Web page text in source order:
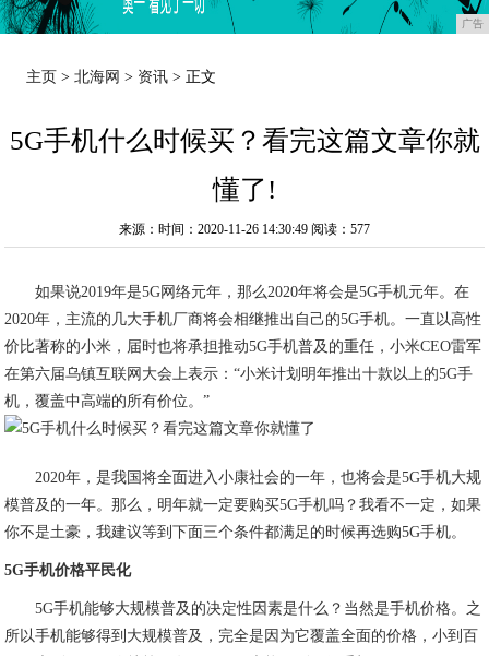
广告
主页 >北海网 > 资讯 > 正文
5G手机什么时候买？看完这篇文章你就
懂了!
来源：时间：2020-11-26 14:30:49 阅读：577
如果说2019年是5G网络元年，那么2020年将会是5G手机元年。在
2020年，主流的几大手机厂商将会相继推出自己的5G手机。一直以高性
价比著称的小米，届时也将承担推动5G手机普及的重任，小米CEO雷军
在第六届乌镇互联网大会上表示：“小米计划明年推出十款以上的5G手
机，覆盖中高端的所有价位。”
2020年，是我国将全面进入小康社会的一年，也将会是5G手机大规
模普及的一年。那么，明年就一定要购买5G手机吗？我看不一定，如果
你不是土豪，我建议等到下面三个条件都满足的时候再选购5G手机。
5G手机价格平民化
5G手机能够大规模普及的决定性因素是什么？当然是手机价格。之
所以手机能够得到大规模普及，完全是因为它覆盖全面的价格，小到百